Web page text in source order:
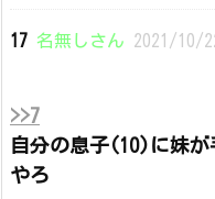
17 名無しさん 2021/10/
>>7
自分の息子(10)に妹
やろ